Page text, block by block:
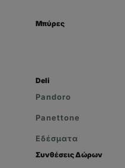
Μπύρες
Deli
Pandoro
Panettone
Εδέσματα
Συνθέσεις Δώρων